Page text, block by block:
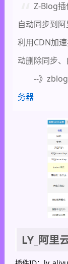
Z-Blog插
自动同步到阿
利用CDN加
动删除同步、
--》zblog
务器
LY_阿里